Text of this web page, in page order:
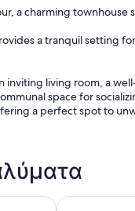
a charming townhouse
a tranquil setting
inviting living room, a
space for
a perfect spot to
of convenience and
suite bathroom,
Dock and Steps to the
Coastal